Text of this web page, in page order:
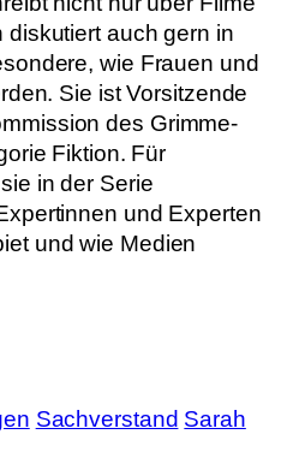
diskutiert auch gern in
wie Frauen und
Sie ist Vorsitzende
des Grimme-
Fiktion. Für
in der Serie
und Experten
und wie Medien
Sachverstand Sarah